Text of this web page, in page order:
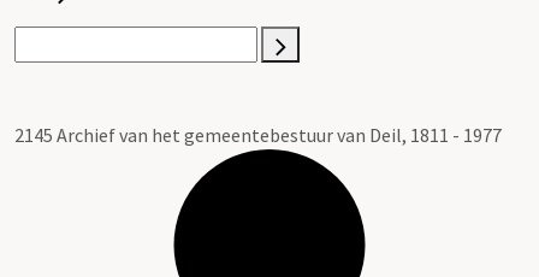
2145 Archief van het gemeentebestuur van Deil, 1811 - 1977